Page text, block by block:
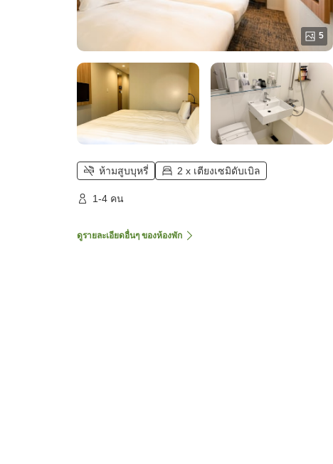
5
ห้ามสูบบุหรี่ 2 x เตียงเซมิดับเบิล
1-4 คน
ดูรายละเอียดอื่นๆ ของห้องพัก